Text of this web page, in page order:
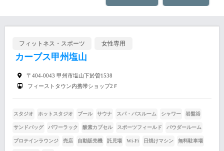
フィットネス・スポーツ 女性専用
カーブス甲州塩山
〒404-0043 甲州市塩山下於曽1538
フィーストタウン内携帯ショップ2Ｆ
スタジオ ホットスタジオ プール サウナ スパ・バスルーム シャワー 岩盤浴
サンドバッグ パワーラック 酸素カプセル スポーツフィールド パウダールーム
プロテインラウンジ 売店 自動販売機 託児場 Wi-Fi 日焼けマシン 無料駐車場